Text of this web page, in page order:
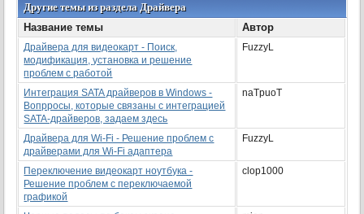
Другие темы из раздела Драйвера
Название темы
Автор
Драйвера для видеокарт - Поиск,
модификация, установка и решение
проблем с работой
FuzzyL
Интеграция SATA драйверов в Windows -
Вопрросы, которые связаны с интеграцией
SATA-драйверов, задаем здесь
naTpuoT
Драйвера для Wi-Fi - Решение проблем с
драйверами для Wi-Fi адаптера
FuzzyL
Переключение видеокарт ноутбука -
Решение проблем с переключаемой
графикой
clop1000